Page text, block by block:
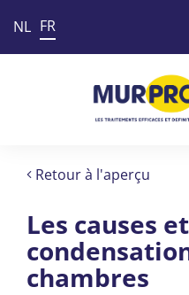
NL FR
Retour à l'aperçu
Les causes
chambres